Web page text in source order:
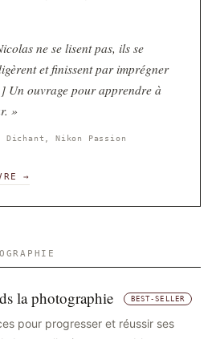
ne se lisent pas, ils se
et finissent par imprégner
Un ouvrage pour apprendre à
»
Dichant, Nikon Passion
→
la photographie BEST-SELLER
pour progresser et réussir ses